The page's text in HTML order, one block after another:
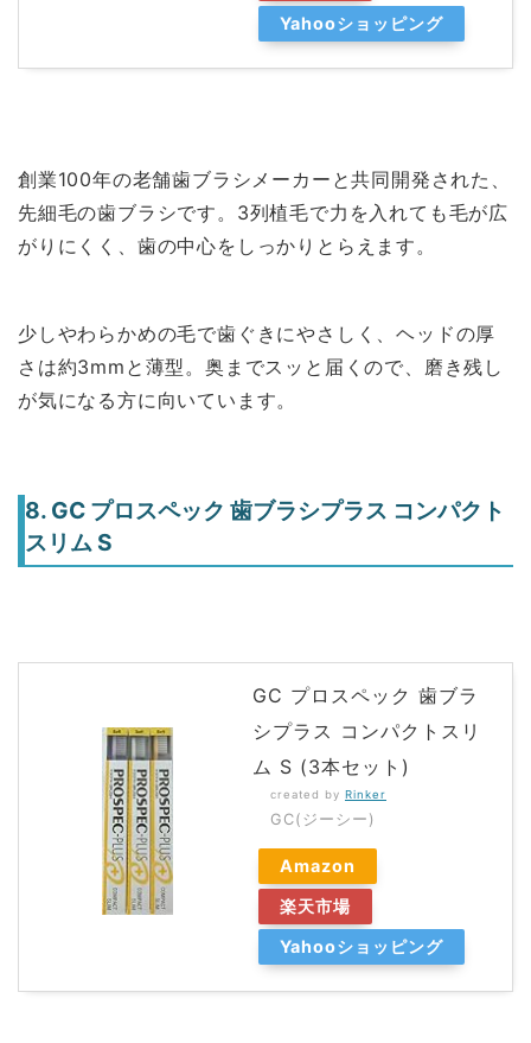
Yahooショッピング
創業100年の老舗歯ブラシメーカーと共同開発された、
先細毛の歯ブラシです。3列植毛で力を入れても毛が広
がりにくく、歯の中心をしっかりとらえます。
少しやわらかめの毛で歯ぐきにやさしく、ヘッドの厚
さは約3mmと薄型。奥までスッと届くので、磨き残し
が気になる方に向いています。
8. GC プロスペック 歯ブラシプラス コンパクト
スリム S
GC プロスペック 歯ブラ
シプラス コンパクトスリ
ム S (3本セット)
created by Rinker
GC(ジーシー)
Amazon
楽天市場
Yahooショッピング